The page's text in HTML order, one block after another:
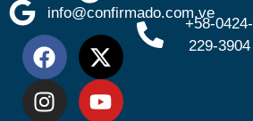
info@confirmado.com.ve
+58-0424-
229-3904